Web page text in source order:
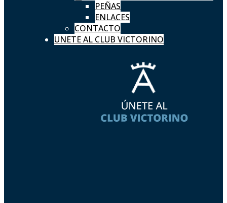
PEÑAS
ENLACES
CONTACTO
UNETE AL CLUB VICTORINO